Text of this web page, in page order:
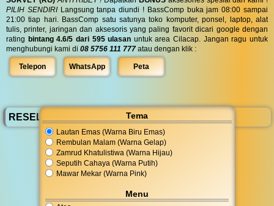
Tema
Lautan Emas (Warna Biru Emas)
Rembulan Malam (Warna Gelap)
Zamrud Khatulistiwa (Warna Hijau)
Seputih Cahaya (Warna Putih)
Mawar Mekar (Warna Pink)
Menu
PILIH SENDIRILangsung tanpa diundi ! BassComp buka jam 08:00 sampai
21:00 tiap hari. BassComp satu satunya toko komputer, ponsel, laptop, alat
tulis, printer, jaringan dan aksesoris yang paling favorit dicari google dengan
rating bintang 4.6/5 dari 595 ulasan untuk area Cilacap. Jangan ragu untuk
menghubungi kami di 08 5756 111 777 atau dengan klik :
Telepon WhatsApp Peta
RESELLER BassComp